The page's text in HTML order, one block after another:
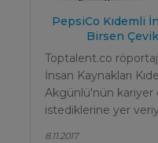
PepsiCo Kıdemli
Birsen
Toptalent.co
İnsan Kaynakları
Akgünlü'nün kariyer
istediklerine yer
8.11.2017